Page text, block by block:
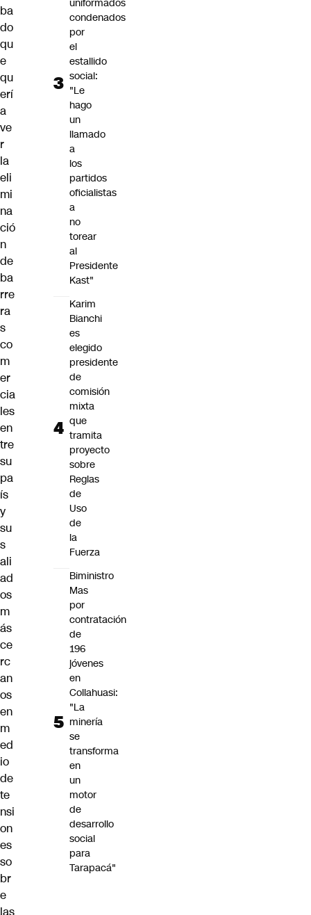
ba
do
qu
e
qu
erí
a
ve
r
la
eli
mi
na
ció
n
de
ba
rre
ra
s
co
m
er
cia
les
en
tre
su
pa
ís
y
su
s
ali
ad
os
m
ás
ce
rc
an
os
en
m
ed
io
de
te
nsi
on
es
so
br
e
las
uniformados
condenados
por
el
estallido
social:
"Le
hago
un
llamado
a
los
partidos
oficialistas
a
no
torear
al
Presidente
Kast"
Karim
Bianchi
es
elegido
presidente
de
comisión
mixta
que
tramita
proyecto
sobre
Reglas
de
Uso
de
la
Fuerza
Biministro
Mas
por
contratación
de
196
jóvenes
en
Collahuasi:
"La
minería
se
transforma
en
un
motor
de
desarrollo
social
para
Tarapacá"